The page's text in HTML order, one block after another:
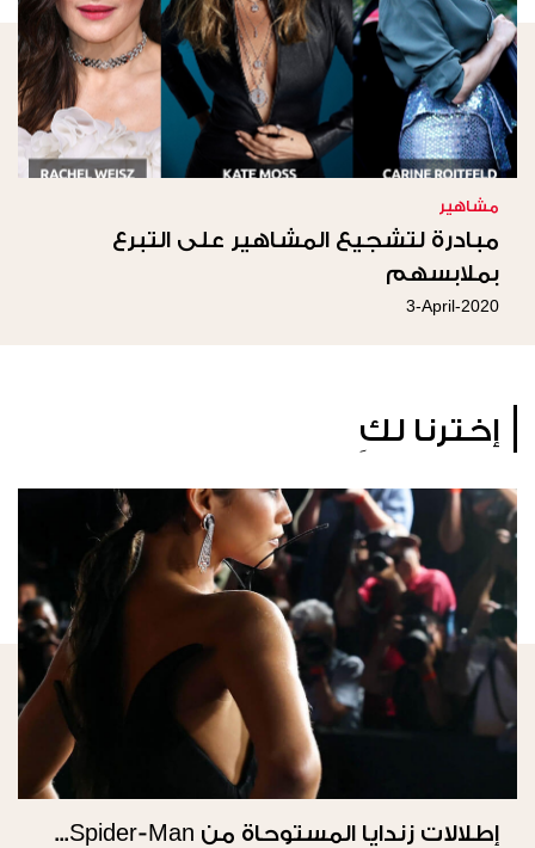
مشاهير
مبادرة لتشجيع المشاهير على التبرع
بملابسهم
3-April-2020
إخترنا لكِ
إطلالات زندايا المستوحاة من Spider-Man...